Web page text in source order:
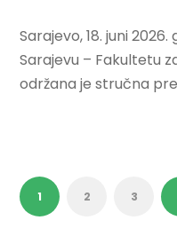
Sarajevo, 18. juni
Sarajevu – Fakultetu
održana je stručna
1 2 3